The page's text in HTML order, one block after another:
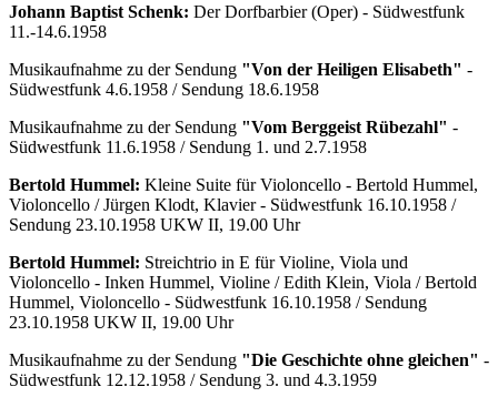
Johann Baptist Schenk: Der Dorfbarbier (Oper) - Südwestfunk
11.-14.6.1958
Musikaufnahme zu der Sendung "Von der Heiligen Elisabeth" -
Südwestfunk 4.6.1958 / Sendung 18.6.1958
Musikaufnahme zu der Sendung "Vom Berggeist Rübezahl" -
Südwestfunk 11.6.1958 / Sendung 1. und 2.7.1958
Bertold Hummel: Kleine Suite für Violoncello - Bertold Hummel,
Violoncello / Jürgen Klodt, Klavier - Südwestfunk 16.10.1958 /
Sendung 23.10.1958 UKW II, 19.00 Uhr
Bertold Hummel: Streichtrio in E für Violine, Viola und
Violoncello - Inken Hummel, Violine / Edith Klein, Viola / Bertold
Hummel, Violoncello - Südwestfunk 16.10.1958 / Sendung
23.10.1958 UKW II, 19.00 Uhr
Musikaufnahme zu der Sendung "Die Geschichte ohne gleichen" -
Südwestfunk 12.12.1958 / Sendung 3. und 4.3.1959